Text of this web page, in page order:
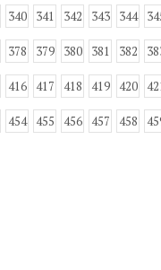
340 341 342 343 344
378 379 380 381 382
416 417 418 419 420
454 455 456 457 458